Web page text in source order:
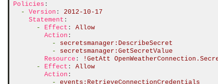
Policies :
-
Version :
2012-10-17
Statement :
-
Effect :
Allow
Action :
-
secretsmanager:DescribeSecret
-
secretsmanager:GetSecretValue
Resource : ! GetAtt
-
Effect :
Allow
Action :
-
events:RetrieveConnectionCredentials